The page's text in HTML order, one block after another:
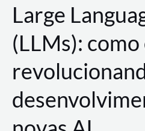
Large
(LLMs):